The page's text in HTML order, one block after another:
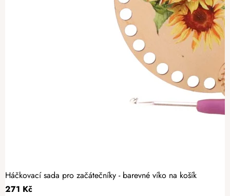
Háčkovací sada pro začátečníky - barevné víko na košík
271 Kč